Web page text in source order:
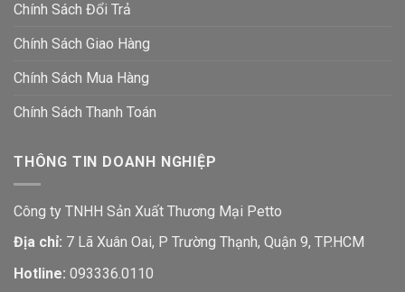
Chính Sách Đổi Trả
Chính Sách Giao Hàng
Chính Sách Mua Hàng
Chính Sách Thanh Toán
THÔNG TIN DOANH NGHIỆP
Công ty TNHH Sản Xuất Thương Mại Petto
Địa chỉ: 7 Lã Xuân Oai, P Trường Thạnh, Quận 9, TP.HCM
Hotline: 093336.0110